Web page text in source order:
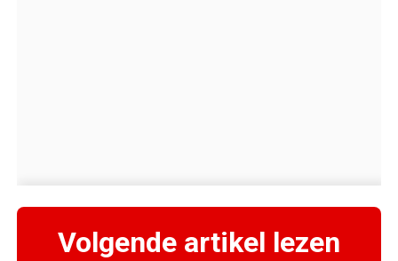
Volgende artikel lezen